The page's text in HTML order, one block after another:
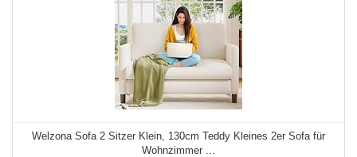
Welzona Sofa 2 Sitzer Klein, 130cm Teddy Kleines 2er Sofa für
Wohnzimmer ...